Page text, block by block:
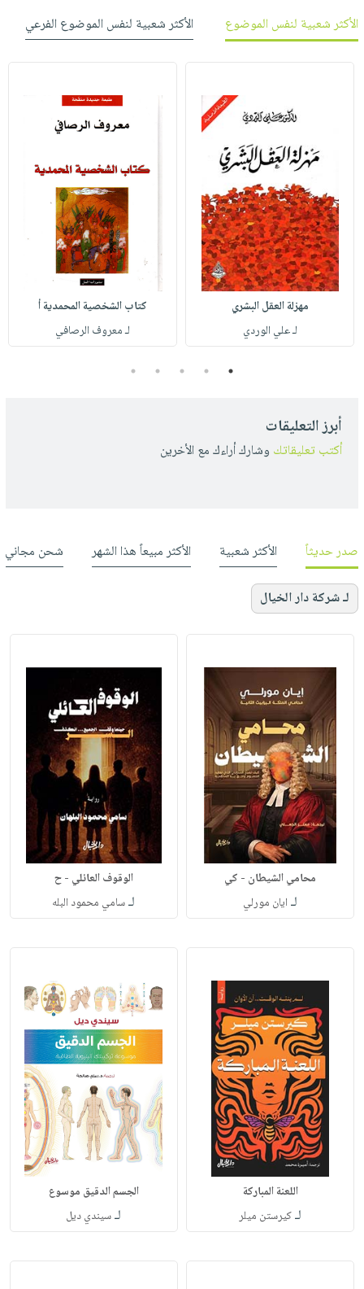
الأكثر شعبية لنفس الموضوع الأكثر شعبية لنفس الموضوع الفرعي
مهزلة العقل البشري
لـ علي الوردي
كتاب الشخصية المحمدية أ
لـ معروف الرصافي
1
2
3
4
5
أبرز التعليقات
أكتب تعليقاتك وشارك أراءك مع الأخرين
صدر حديثاً الأكثر شعبية الأكثر مبيعاً هذا الشهر شحن مجاني
لـ شركة دار الخيال
محامي الشيطان - كي
لـ ايان مورلي
الوقوف العائلي - ح
لـسامي محمود البله
اللعنة المباركة
لـكيرستن ميلر
الجسم الدقيق موسوع
لـسيندي ديل